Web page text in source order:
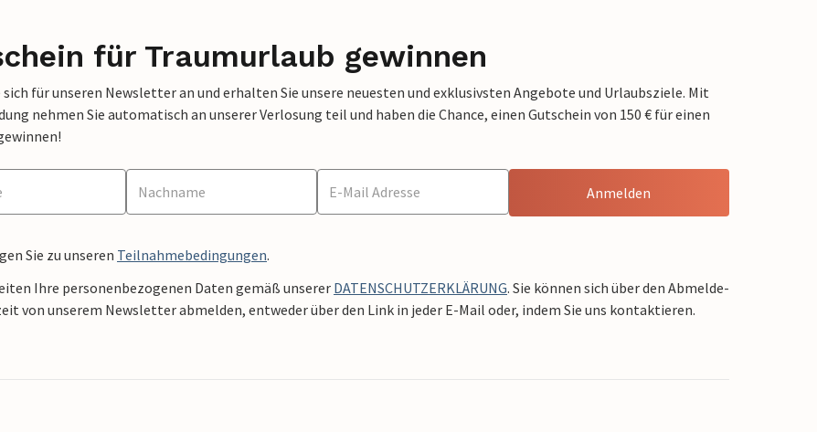
für Traumurlaub gewinnen
sich für unseren Newsletter an und erhalten Sie unsere neuesten und exklusivsten Angebote und Urlaubsziele. Mit
nehmen Sie automatisch an unserer Verlosung teil und haben die Chance, einen Gutschein von 150 € für einen
Anmelden
Sie zu unseren Teilnahmebedingungen.
Ihre personenbezogenen Daten gemäß unserer DATENSCHUTZERKLÄRUNG. Sie können sich über den Abmelde-
von unserem Newsletter abmelden, entweder über den Link in jeder E-Mail oder, indem Sie uns kontaktieren.